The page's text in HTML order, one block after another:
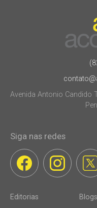
Avenida Antonio Candido
Siga nas redes
Editorias Blogs